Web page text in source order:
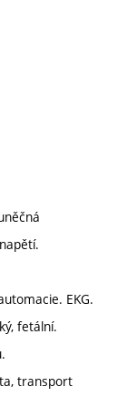
EKG.
fetální.
transport